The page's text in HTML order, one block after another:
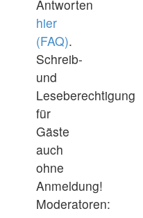
Antworten
hier
(FAQ).
Schreib-
und
Leseberechtigung
für
Gäste
auch
ohne
Anmeldung!
Moderatoren: